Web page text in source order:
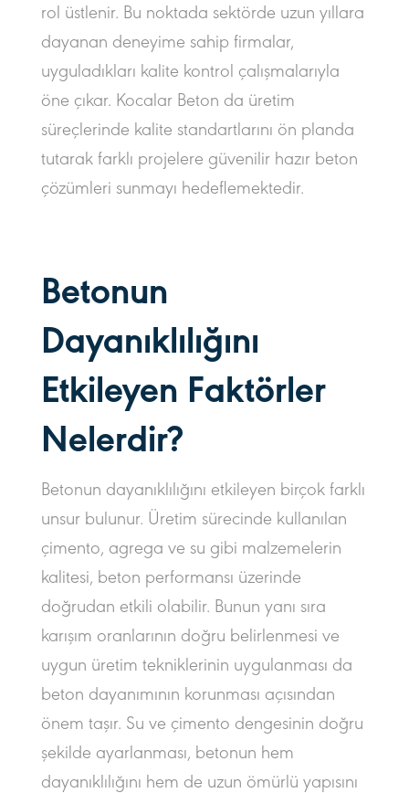
rol üstlenir. Bu noktada sektörde uzun yıllara
dayanan deneyime sahip firmalar,
uyguladıkları kalite kontrol çalışmalarıyla
öne çıkar. Kocalar Beton da üretim
süreçlerinde kalite standartlarını ön planda
tutarak farklı projelere güvenilir hazır beton
çözümleri sunmayı hedeflemektedir.
Betonun
Dayanıklılığını
Etkileyen Faktörler
Nelerdir?
Betonun dayanıklılığını etkileyen birçok farklı
unsur bulunur. Üretim sürecinde kullanılan
çimento, agrega ve su gibi malzemelerin
kalitesi, beton performansı üzerinde
doğrudan etkili olabilir. Bunun yanı sıra
karışım oranlarının doğru belirlenmesi ve
uygun üretim tekniklerinin uygulanması da
beton dayanımının korunması açısından
önem taşır. Su ve çimento dengesinin doğru
şekilde ayarlanması, betonun hem
dayanıklılığını hem de uzun ömürlü yapısını